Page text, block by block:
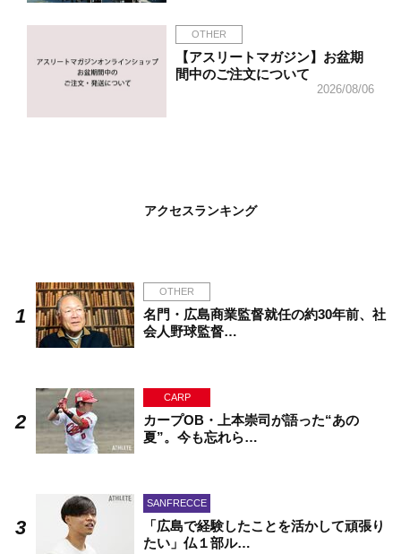
OTHER
【アスリートマガジン】お盆期
間中のご注文について
2026/08/06
アクセスランキング
OTHER
名門・広島商業監督就任の約30年前、社
会人野球監督…
CARP
カープOB・上本崇司が語った“あの
夏”。今も忘れら…
SANFRECCE
「広島で経験したことを活かして頑張り
たい」仏１部ル…